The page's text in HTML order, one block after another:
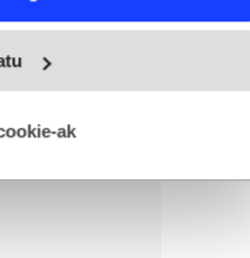
eta zerbitzuak
irakurri
ak